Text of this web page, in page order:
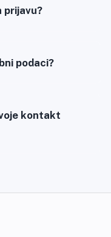
prijavu?
podaci?
kontakt